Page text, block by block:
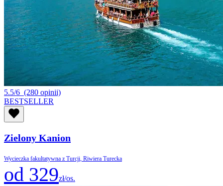
5.5/6 (280 opinii)
BESTSELLER
Zielony Kanion
Wycieczka fakultatywna z Turcji, Riwiera Turecka
od 329zł/os.